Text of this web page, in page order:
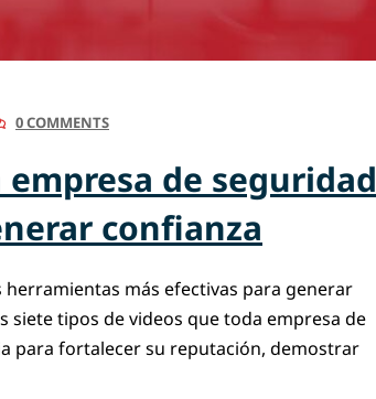
0 COMMENTS
de seguridad
confianza
más efectivas para generar
siete tipos de videos que toda empresa de
para fortalecer su reputación, demostrar